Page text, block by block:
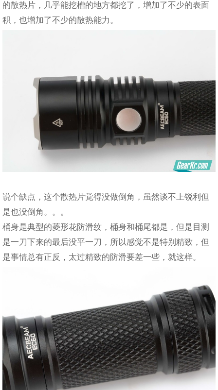
的散热片，几乎能挖槽的地方都挖了，增加了不少的表面
积，也增加了不少的散热能力。
说个缺点，这个散热片觉得没做倒角，虽然谈不上锐利但
是也没倒角。。。
桶身是典型的菱形花防滑纹，桶身和桶尾都是，但是目测
是一刀下来的最后没平一刀，所以感觉不是特别精致，但
是事情总有正反，太过精致的防滑要差一些，就这样。